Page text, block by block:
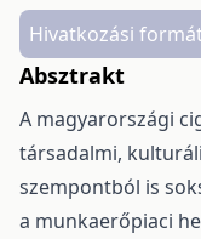
Hivatkozási
Absztrakt
A magyarországi
társadalmi,
szempontból is
a munkaerőpiaci